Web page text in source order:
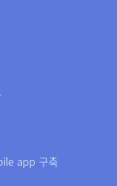
app 구축